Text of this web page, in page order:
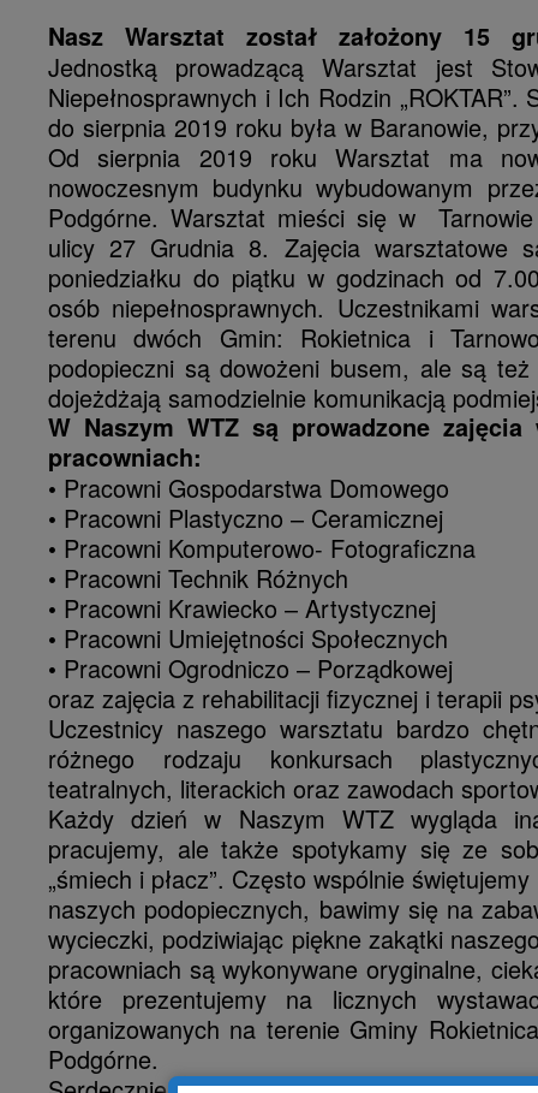
Nasz Warsztat został założony 15
Jednostką prowadzącą Warsztat jest
Niepełnosprawnych i Ich Rodzin „ROKTAR”.
do sierpnia 2019 roku była w Baranowie,
Od sierpnia 2019 roku Warsztat ma
nowoczesnym budynku wybudowanym
Podgórne. Warsztat mieści się w
ulicy 27 Grudnia 8. Zajęcia warsztatowe
poniedziałku do piątku w godzinach od
osób niepełnosprawnych. Uczestnikami
terenu dwóch Gmin: Rokietnica i
podopieczni są dowożeni busem, ale są
dojeżdżają samodzielnie komunikacją
W Naszym WTZ są prowadzone zajęcia
pracowniach:
• Pracowni Gospodarstwa Domowego
• Pracowni Plastyczno – Ceramicznej
• Pracowni Komputerowo- Fotograficzna
• Pracowni Technik Różnych
• Pracowni Krawiecko – Artystycznej
• Pracowni Umiejętności Społecznych
• Pracowni Ogrodniczo – Porządkowej
oraz zajęcia z rehabilitacji fizycznej i terapii
Uczestnicy naszego warsztatu bardzo
różnego rodzaju konkursach
teatralnych, literackich oraz zawodach
Każdy dzień w Naszym WTZ wygląda
pracujemy, ale także spotykamy się ze
„śmiech i płacz”. Często wspólnie
naszych podopiecznych, bawimy się na
wycieczki, podziwiając piękne zakątki
pracowniach są wykonywane oryginalne,
które prezentujemy na licznych
organizowanych na terenie Gminy
Podgórne.